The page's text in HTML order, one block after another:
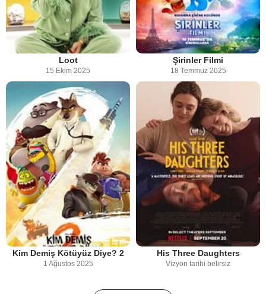
Loot
15 Ekim 2025
Şirinler Filmi
18 Temmuz 2025
Kim Demiş Kötüyüz Diye? 2
1 Ağustos 2025
His Three Daughters
Vizyon tarihi belirsiz